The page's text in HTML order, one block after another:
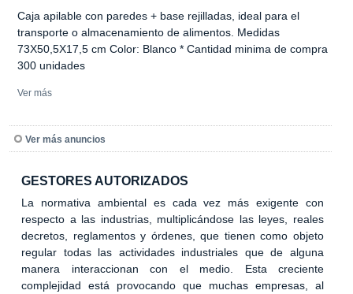
Caja apilable con paredes + base rejilladas, ideal para el
transporte o almacenamiento de alimentos. Medidas
73X50,5X17,5 cm Color: Blanco * Cantidad minima de compra
300 unidades
Ver más
Ver más anuncios
GESTORES AUTORIZADOS
La normativa ambiental es cada vez más exigente con
respecto a las industrias, multiplicándose las leyes, reales
decretos, reglamentos y órdenes, que tienen como objeto
regular todas las actividades industriales que de alguna
manera interaccionan con el medio. Esta creciente
complejidad está provocando que muchas empresas, al